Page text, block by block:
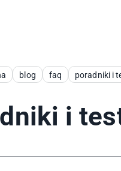
blog faq poradniki i
i